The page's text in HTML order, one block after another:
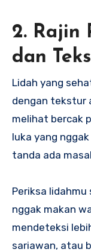
2. Rajin
dan
Lidah yang
dengan tekstur
melihat bercak
luka yang
tanda ada
Periksa lidahmu
nggak makan
mendeteksi
sariawan, atau